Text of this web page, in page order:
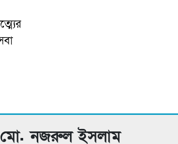
নজরুল ইসলাম